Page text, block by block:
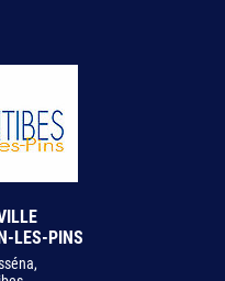
LES-PINS